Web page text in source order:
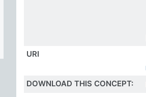
URI
DOWNLOAD THIS CONCEPT: